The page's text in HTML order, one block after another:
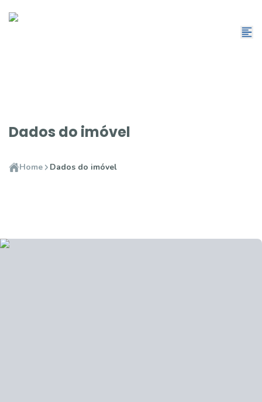
Dados do imóvel
Home Dados do imóvel